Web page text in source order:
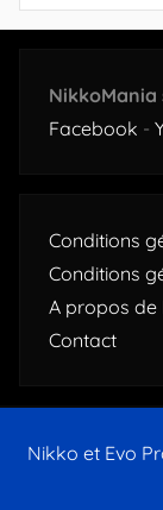
NikkoMania
Facebook -
Conditions
Conditions
A propos de
Contact
Nikko et Evo